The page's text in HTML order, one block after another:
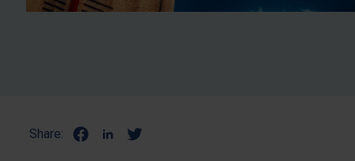
Share: